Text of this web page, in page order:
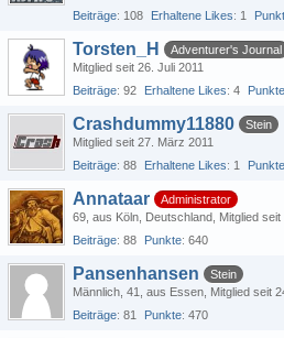
Beiträge 108 Erhaltene Likes 1
Torsten_H
Adventurer's Journal
Mitglied seit 26. Juli 2011
Beiträge 92 Erhaltene Likes 4 Punkte
Crashdummy11880
Stein
Mitglied seit 27. März 2011
Beiträge 88 Erhaltene Likes 1 Punkte
Annataar
Administrator
69 aus Köln, Deutschland Mitglied
Beiträge 88 Punkte 640
Pansenhansen
Stein
Männlich 41 aus Essen Mitglied seit
Beiträge 81 Punkte 470